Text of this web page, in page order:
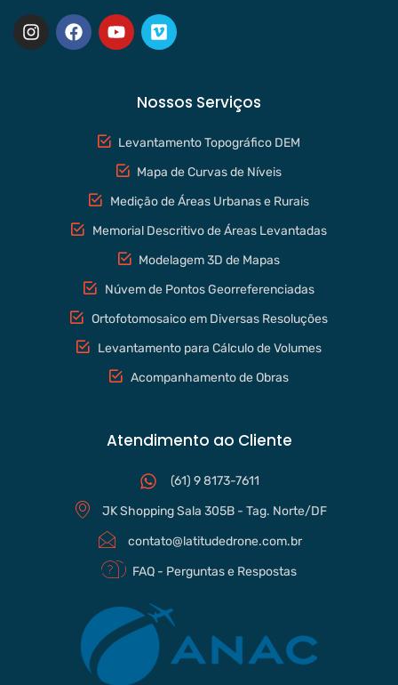
Nossos Serviços
Levantamento Topográfico DEM
Mapa de Curvas de Níveis
Medição de Áreas Urbanas e Rurais
Memorial Descritivo de Áreas Levantadas
Modelagem 3D de Mapas
Núvem de Pontos Georreferenciadas
Ortofotomosaico em Diversas Resoluções
Levantamento para Cálculo de Volumes
Acompanhamento de Obras
Atendimento ao Cliente
(61) 9 8173-7611
JK Shopping Sala 305B - Tag. Norte/DF
contato@latitudedrone.com.br
FAQ - Perguntas e Respostas